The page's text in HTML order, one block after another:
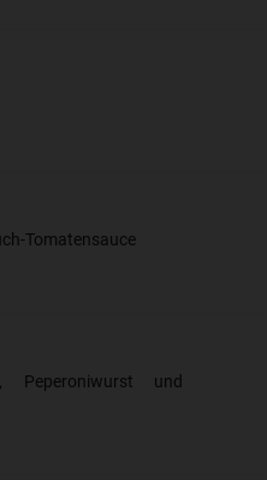
Tomatensauce
Peperoniwurst und